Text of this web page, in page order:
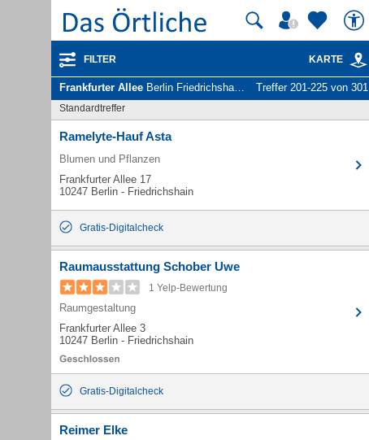
FILTER KARTE
Frankfurter Allee Berlin Friedrichshain - Unternehmen und Personen Treffer 201-225 von 301
Standardtreffer
Ramelyte-Hauf Asta
Blumen und Pflanzen
Frankfurter Allee 17
10247 Berlin - Friedrichshain
Gratis-Digitalcheck
Raumausstattung Schober Uwe
1 Yelp-Bewertung
Raumgestaltung
Frankfurter Allee 3
10247 Berlin - Friedrichshain
Gratis-Digitalcheck
Reimer Elke